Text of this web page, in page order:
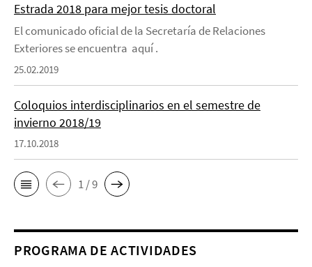
Estrada 2018 para mejor tesis doctoral
El comunicado oficial de la Secretaría de Relaciones
Exteriores se encuentra aquí .
25.02.2019
Coloquios interdisciplinarios en el semestre de
invierno 2018/19
17.10.2018
1 / 9
PROGRAMA DE ACTIVIDADES